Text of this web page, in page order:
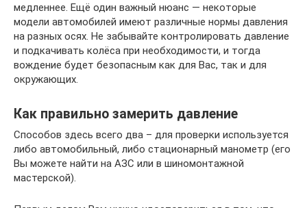
медленнее. Ещё один важный нюанс — некоторые
модели автомобилей имеют различные нормы давления
на разных осях. Не забывайте контролировать давление
и подкачивать колёса при необходимости, и тогда
вождение будет безопасным как для Вас, так и для
окружающих.
Как правильно замерить давление
Способов здесь всего два – для проверки используется
либо автомобильный, либо стационарный манометр (его
Вы можете найти на АЗС или в шиномонтажной
мастерской).